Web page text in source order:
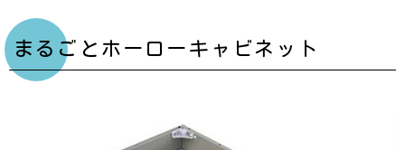
まるごとホーローキャビネット